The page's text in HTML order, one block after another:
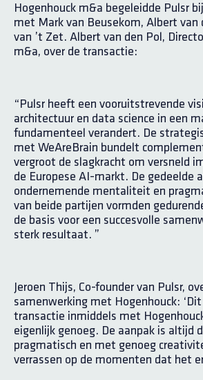
Hogenhouck m&a begeleidde Pulsr
met Mark van Beusekom, Albert van
van ’t Zet. Albert van den Pol,
m&a, over de transactie:
“Pulsr heeft een vooruitstrevende
architectuur en data science in een
fundamenteel verandert. De
met WeAreBrain bundelt
vergroot de slagkracht om versneld
de Europese AI-markt. De gedeelde
ondernemende mentaliteit en
van beide partijen vormden
de basis voor een succesvolle
sterk resultaat. ”
Jeroen Thijs, Co-founder van Pulsr,
samenwerking met Hogenhouck: ‘
transactie inmiddels met
eigenlijk genoeg. De aanpak is altijd
pragmatisch en met genoeg
verrassen op de momenten dat het